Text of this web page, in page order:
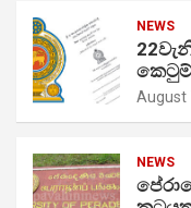
NEWS
August
NEWS